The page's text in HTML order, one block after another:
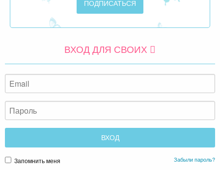
ВХОД ДЛЯ СВОИХ
Запомнить меня Забыли пароль?